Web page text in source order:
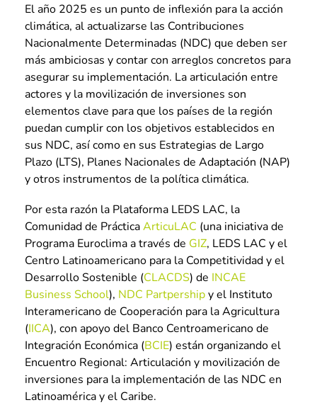
El año 2025 es un punto de inflexión para la acción
climática, al actualizarse las Contribuciones
Nacionalmente Determinadas (NDC) que deben ser
más ambiciosas y contar con arreglos concretos para
asegurar su implementación. La articulación entre
actores y la movilización de inversiones son
elementos clave para que los países de la región
puedan cumplir con los objetivos establecidos en
sus NDC, así como en sus Estrategias de Largo
Plazo (LTS), Planes Nacionales de Adaptación (NAP)
y otros instrumentos de la política climática.
Por esta razón la Plataforma LEDS LAC, la
Comunidad de PrácticaArticuLAC (una iniciativa de
Programa Euroclima a través de GIZ, LEDS LAC y el
Centro Latinoamericano para la Competitividad y el
Desarrollo Sostenible (CLACDS) de INCAE
Business School), NDC Partpershipy el Instituto
Interamericano de Cooperación para la Agricultura
(IICA), con apoyo del Banco Centroamericano de
Integración Económica (BCIE) están organizando el
Encuentro Regional: Articulación y movilización de
inversiones para la implementación de las NDC en
Latinoamérica y el Caribe.